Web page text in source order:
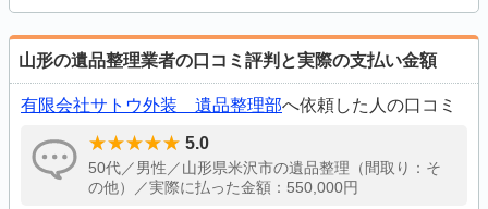
山形の遺品整理業者の口コミ評判と実際の支払い金額
有限会社サトウ外装 遺品整理部へ依頼した人の口コミ
5.0
50代／男性／山形県米沢市の遺品整理（間取り：そ
の他）／実際に払った金額：550,000円